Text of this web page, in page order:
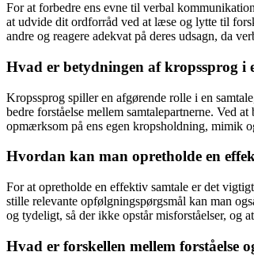
For at forbedre ens evne til verbal
at udvide dit ordforråd ved at læse og lytte til
andre og reagere adekvat på deres udsagn, da
Hvad er betydningen af ​​kropssprog i
Kropssprog spiller en afgørende rolle i en
bedre forståelse mellem samtalepartnerne. Ved
opmærksom på ens egen kropsholdning, mimik
Hvordan kan man opretholde en
For at opretholde en effektiv samtale er det
stille relevante opfølgningspørgsmål kan man
og tydeligt, så der ikke opstår misforståelser, og
Hvad er forskellen mellem